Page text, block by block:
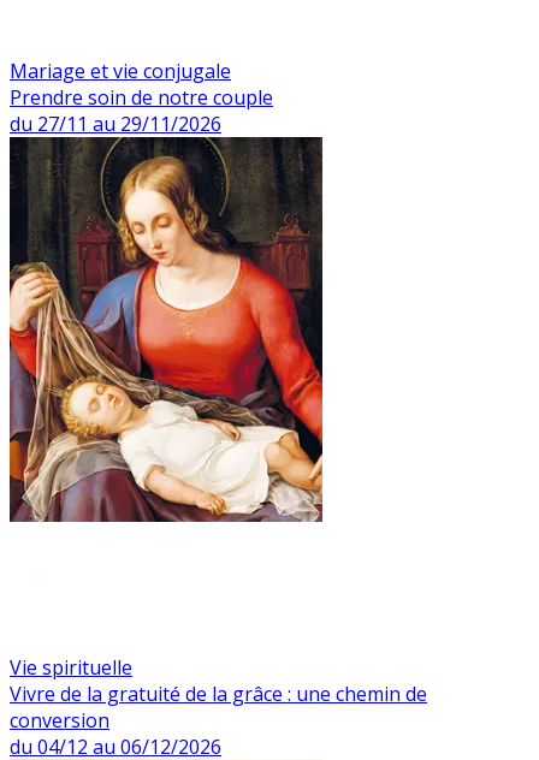
Mariage et vie conjugale
Prendre soin de notre couple
du 27/11 au 29/11/2026
Vie spirituelle
Vivre de la gratuité de la grâce : une chemin de
conversion
du 04/12 au 06/12/2026